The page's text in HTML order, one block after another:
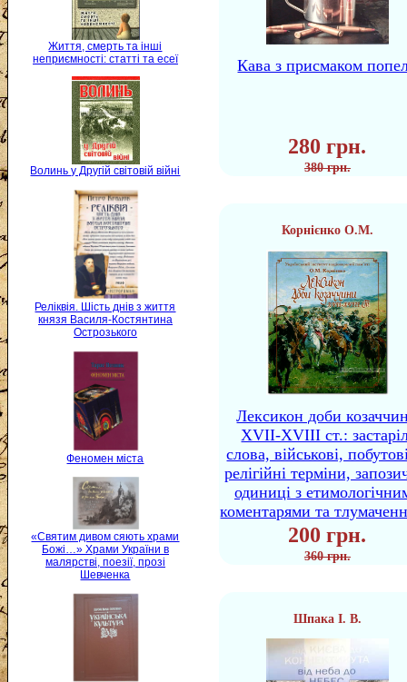
Життя, смерть та інші
неприємності: статті та есеї
Волинь у Другій світовій війні
Реліквія. Шість днів з життя
князя Василя-Костянтина
Острозького
Феномен міста
«Святим дивом сяють храми
Божі…» Храми України в
малярстві, поезії, прозі
Шевченка
Кава з присмаком
280 грн.
380 грн.
Корнієнко О.М.
Лексикон доби
XVII-XVIII ст.:
слова, військові,
релігійні терміни,
одиниці з
коментарями та
200 грн.
360 грн.
Шпака І. В.